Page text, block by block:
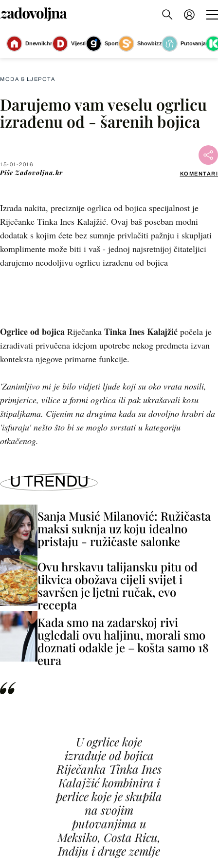
Dnevnik.hr Vijesti Sport Showbizz
Putovanja
Slika nije dostupna
MODA & LJEPOTA
Darujemo vam veselu ogrlicu
izrađenu od - šarenih bojica
15-01-2016
Piše Zadovoljna.hr KOMENTARI
Izrada nakita, preciznije ogrlica od bojica specijalnost je
Riječanke Tinka Ines Kalajžić. Ovaj baš poseban modni
dodatak s kojim ćete bez sumnje privlačiti pažnju i skupljati
komplimente može biti i vaš - jednoj najsretnijoj čitateljici
darujemo neodoljivu ogrlicu izrađenu od bojica
Facebook
Ogrlice od bojica Riječanka Tinka Ines Kalajžić počela je
izrađivati privučena idejom upotrebe nekog predmeta izvan
konteksta njegove primarne funkcije.
'Zanimljivo mi je bilo vidjeti ljude koji su oko vrata nosili,
primjerice, vilice u formi ogrlica ili pak ukrašavali kosu
štipaljkama. Cijenim na drugima kada su dovoljno hrabri da
'isfuraju' nešto što bi se moglo svrstati u kategoriju
otkačenog.
U TRENDU
Sanja Musić Milanović: Ružičasta
maksi suknja uz koju idealno
pristaju - ružičaste salonke
Ovu hrskavu talijansku pitu od
tikvica obožava cijeli svijet i
savršen je ljetni ručak, evo
recepta
Kada smo na zadarskoj rivi
ugledali ovu haljinu, morali smo
doznati odakle je – košta samo 18
eura
U ogrlice koje
izrađuje od bojica
Riječanka Tinka Ines
Kalajžić kombinira i
perlice koje je skupila
na svojim
putovanjima u
Meksiko, Costa Ricu,
Indiju i druge zemlje